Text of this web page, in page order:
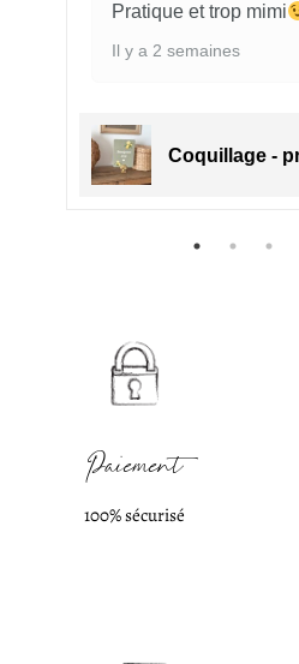
Pratique et trop mimi
Il y a 2 semaines
Coquillage -
Paiement
100% sécurisé